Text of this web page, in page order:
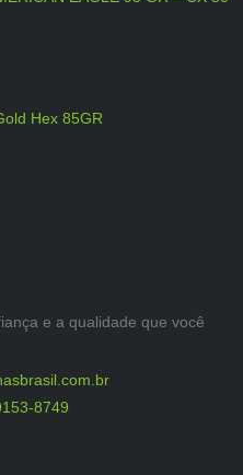
Hex 85GR
e a qualidade que você
8749